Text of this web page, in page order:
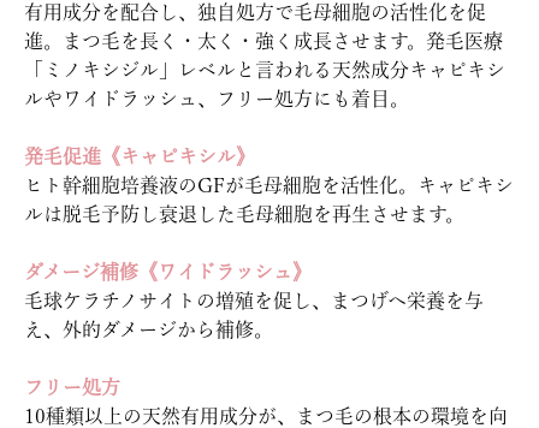
有用成分を配合し、独自処方で毛母細胞の活性化を促
進。まつ毛を長く・太く・強く成長させます。発毛医療
「ミノキシジル」レベルと言われる天然成分キャピキシ
ルやワイドラッシュ、フリー処方にも着目。
発毛促進《キャピキシル》
ヒト幹細胞培養液のGFが毛母細胞を活性化。キャピキシ
ルは脱毛予防し衰退した毛母細胞を再生させます。
ダメージ補修《ワイドラッシュ》
毛球ケラチノサイトの増殖を促し、まつげへ栄養を与
え、外的ダメージから補修。
フリー処方
10種類以上の天然有用成分が、まつ毛の根本の環境を向